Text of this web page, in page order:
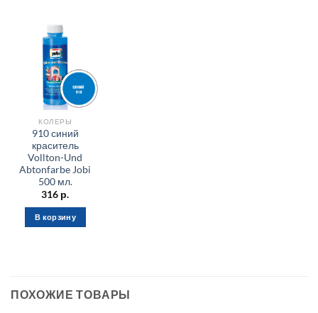
КОЛЕРЫ
910 синий
краситель
Vollton-Und
Abtonfarbe Jobi
500 мл.
316 р.
В корзину
ПОХОЖИЕ ТОВАРЫ